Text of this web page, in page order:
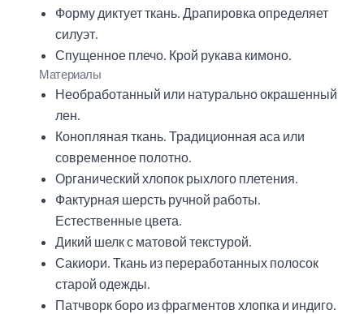
Форму диктует ткань. Драпировка определяет
силуэт.
Спущенное плечо. Крой рукава кимоно.
Материалы
Необработанный или натурально окрашенный
лен.
Конопляная ткань. Традиционная аса или
современное полотно.
Органический хлопок рыхлого плетения.
Фактурная шерсть ручной работы.
Естественные цвета.
Дикий шелк с матовой текстурой.
Сакиори. Ткань из переработанных полосок
старой одежды.
Патчворк боро из фрагментов хлопка и индиго.